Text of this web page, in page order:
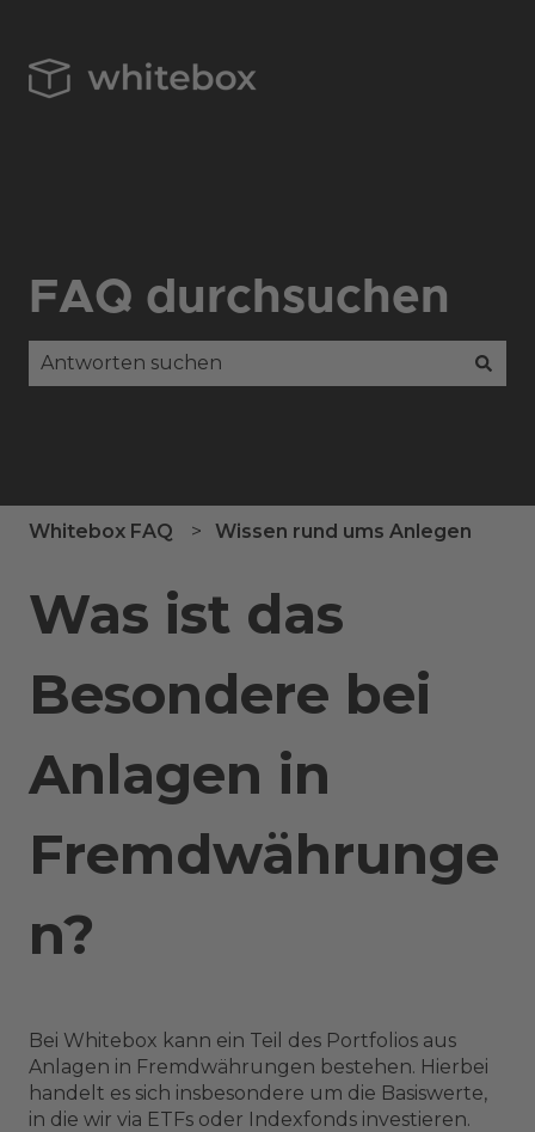
FAQ durchsuchen
Whitebox FAQ Wissen rund ums Anlegen
Was ist das
Besondere bei
Anlagen in
Fremdwährunge
n?
Bei Whitebox kann ein Teil des Portfolios aus
Anlagen in Fremdwährungen bestehen. Hierbei
handelt es sich insbesondere um die Basiswerte,
in die wir via ETFs oder Indexfonds investieren.